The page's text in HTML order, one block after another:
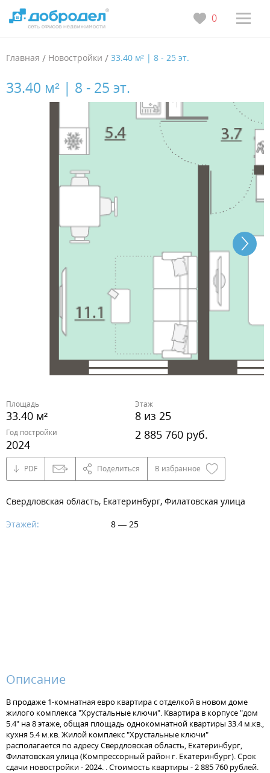
0
Главная / Новостройки / 33.40 м² | 8 - 25 эт.
33.40 м² | 8 - 25 эт.
Площадь
33.40 м²
Этаж
8 из 25
Год постройки
2024
2 885 760 руб.
PDF Поделиться В избранное
Свердловская область, Екатеринбург, Филатовская улица
Этажей:
8 — 25
Описание
В продаже 1-комнатная евро квартира с отделкой в новом доме
жилого комплекса "Хрустальные ключи". Квартира в корпусе "дом
5.4" на 8 этаже, общая площадь однокомнатной квартиры 33.4 м.кв.,
кухня 5.4 м.кв. Жилой комплекс "Хрустальные ключи"
располагается по адресу Свердловская область, Екатеринбург,
Филатовская улица (Компрессорный район г. Екатеринбург). Срок
сдачи новостройки - 2024. . Стоимость квартиры - 2 885 760 рублей.